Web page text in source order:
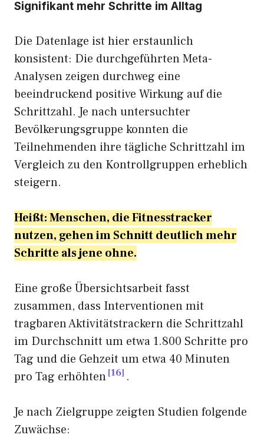
Signifikant mehr Schritte im Alltag
Die Datenlage ist hier erstaunlich
konsistent: Die durchgeführten Meta-
Analysen zeigen durchweg eine
beeindruckend positive Wirkung auf die
Schrittzahl. Je nach untersuchter
Bevölkerungsgruppe konnten die
Teilnehmenden ihre tägliche Schrittzahl im
Vergleich zu den Kontrollgruppen erheblich
steigern.
Heißt: Menschen, die Fitnesstracker
nutzen, gehen im Schnitt deutlich mehr
Schritte als jene ohne.
Eine große Übersichtsarbeit fasst
zusammen, dass Interventionen mit
tragbaren Aktivitätstrackern die Schrittzahl
im Durchschnitt um etwa 1.800 Schritte pro
Tag und die Gehzeit um etwa 40 Minuten
pro Tag erhöhten 16 .
Je nach Zielgruppe zeigten Studien folgende
Zuwächse: